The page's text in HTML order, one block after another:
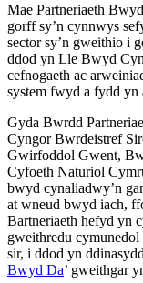
Mae Partneriaeth
gorff sy’n cynnwys
sector sy’n gweithio i
ddod yn Lle Bwyd
cefnogaeth ac
system fwyd a fydd yn
Gyda Bwrdd
Cyngor Bwrdeistref
Gwirfoddol Gwent,
Cyfoeth Naturiol
bwyd cynaliadwy’n
at wneud bwyd iach,
Bartneriaeth hefyd yn
gweithredu
sir, i ddod yn
Bwyd Da’ gweithgar